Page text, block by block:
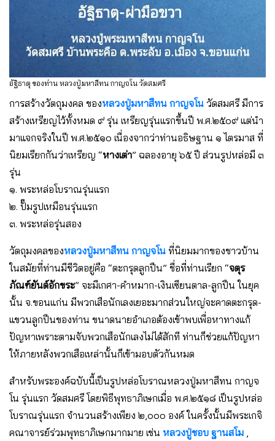
อัฐิธาตุ ของท่าน หลวงปู่มหาสีทน กาญจโน วัดสมศรี
การสร้างวัตถุมงคล ของหลวงปู่มหาสีทน กาญจโน วัดสมศรี มีการ
สร้างเหรียญไว้ทั้งหมด ๙ รุ่น เหรียญรุ่นแรกขึ้นปี พ.ศ.๒๕๐๙ แต่นำ
มาแจกจริงในปี พ.ศ.๒๕๑๐ เนื่องจากว่าท่านอธิษฐาน ๑ ไตรมาส ที่
นิยมเรียกกันว่าเหรียญ “หางเต่า” ฉลองอายุ ๖๕ ปี ส่วนรูปหล่อมี ๓
รุ่น
๑. พระหล่อโบราณรุ่นแรก
๒. ปั๊มรูปเหมือนรุ่นแรก
๓. พระหล่อรุ่นสอง
วัตถุมงคลของหลวงปู่มหาสีทน กาญจโน ที่นิยมมากของชาวบ้าน
ในสมัยที่ท่านมีชีวิตอยู่คือ “ตะกรุดลูกปืน” ชื่อที่ท่านเรียก “จตุร
ภัณฑ์ยันต์อักขระ” จะมีเกศา-คำหมาก-เงินเซียนตาล-ลูกปืน ในยุค
นั้น จ.ขอนแก่น มีพวกเสือนักเลงเยอะมากส่วนใหญ่จะคาดตะกรุด-
แขวนลูกปืนของท่าน ขนาดนายอำเภอต้องเข้าพบเพื่อหาทางแก้
ปัญหาเพราะตามจับพวกเสือนักเลงไม่ได้สักที ท่านก็ช่วยแก้ปัญหา
ให้ภายหลังพวกเสือเหล่านั้นก็เข้ามอบตัวกันหมด
สำหรับพระองค์ฉบับนี้เป็นรูปหล่อโบราณหลวงปู่มหาสีทน กาญจ
โน รุ่นแรก วัดสมศรี โดยพิธีพุทธาภิเษกเมื่อ พ.ศ.๒๕๑๘ เป็นรูปหล่อ
โบราณรุ่นแรก จำนวนสร้างเพียง ๒,๐๐๐ องค์ ในครั้งนั้นมีพระเกจิ
คณาจารย์ร่วมพุทธาภิเษกมากมาย เช่น หลวงปู่ชอบ ฐานสโม